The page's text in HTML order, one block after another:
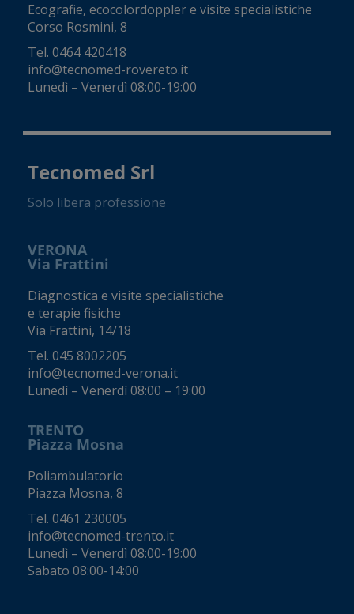
Ecografie, ecocolordoppler e visite specialistiche
Corso Rosmini, 8
Tel. 0464 420418
info@tecnomed-rovereto.it
Lunedì – Venerdì 08:00-19:00
Tecnomed Srl
Solo libera professione
VERONA
Via Frattini
Diagnostica e visite specialistiche
e terapie fisiche
Via Frattini, 14/18
Tel. 045 8002205
info@tecnomed-verona.it
Lunedì – Venerdì 08:00 – 19:00
TRENTO
Piazza Mosna
Poliambulatorio
Piazza Mosna, 8
Tel. 0461 230005
info@tecnomed-trento.it
Lunedì – Venerdì 08:00-19:00
Sabato 08:00-14:00